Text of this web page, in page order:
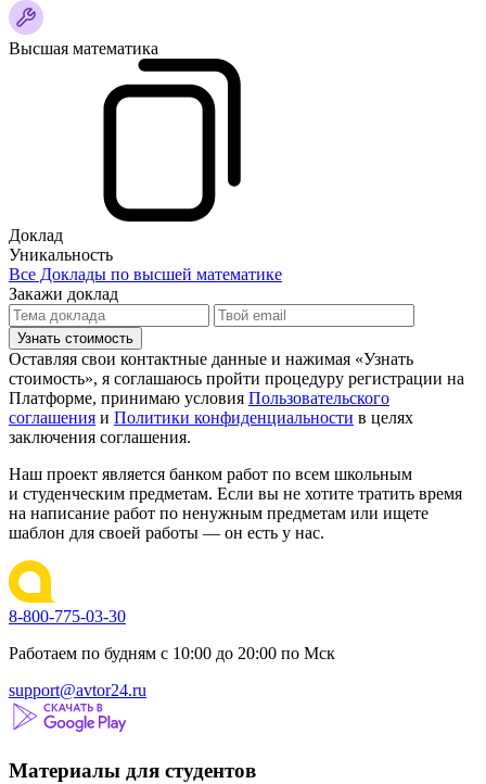
Высшая математика
Доклад
Уникальность
Все Доклады по высшей математике
Закажи доклад
Узнать стоимость
Оставляя свои контактные данные и нажимая «Узнать
стоимость», я соглашаюсь пройти процедуру регистрации на
Платформе, принимаю условия Пользовательского
соглашения и Политики конфиденциальности в целях
заключения соглашения.
Наш проект является банком работ по всем школьным
и студенческим предметам. Если вы не хотите тратить время
на написание работ по ненужным предметам или ищете
шаблон для своей работы — он есть у нас.
8-800-775-03-30
Работаем по будням с 10:00 до 20:00 по Мск
support@avtor24.ru
Материалы для студентов